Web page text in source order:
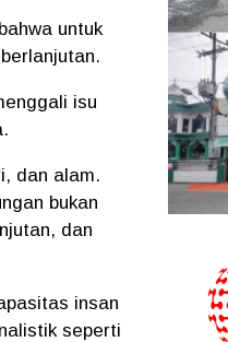
untuk
isu
dan alam.
bukan
dan
insan
seperti